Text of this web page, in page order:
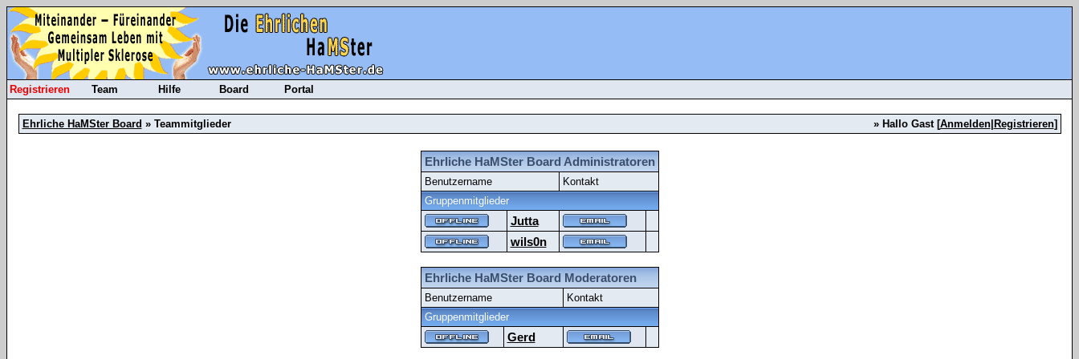
Registrieren Team Hilfe Board Portal
Ehrliche HaMSter Board » Teammitglieder » Hallo Gast [Anmelden| Registrieren]
Ehrliche HaMSter Board Administratoren
Benutzername
Kontakt
Gruppenmitglieder
Jutta
wils0n
Ehrliche HaMSter Board Moderatoren
Benutzername
Kontakt
Gruppenmitglieder
Gerd